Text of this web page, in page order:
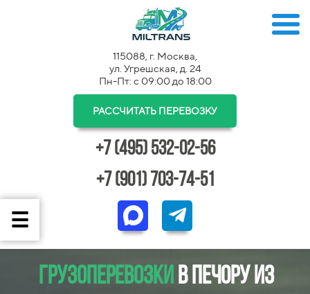
115088, г. Москва,
ул. Угрешская, д. 24
Пн-Пт: с 09:00 до 18:00
РАССЧИТАТЬ ПЕРЕВОЗКУ
+7 (495) 532-02-56
+7 (901) 703-74-51
Грузоперевозкив Печору из